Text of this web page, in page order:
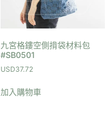
九宮格鏤空側揹袋材料包
#SB0501
USD37.72
加入購物車